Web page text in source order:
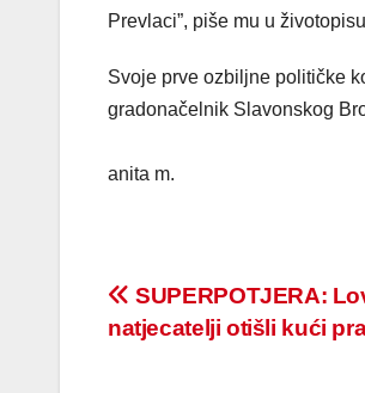
Prevlaci”, piše mu u
Svoje prve ozbiljne političke
gradonačelnik Slavonskog
anita m.
Post
navigation
SUPERPOTJERA:
natjecatelji otišli kući